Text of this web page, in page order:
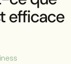
efficace